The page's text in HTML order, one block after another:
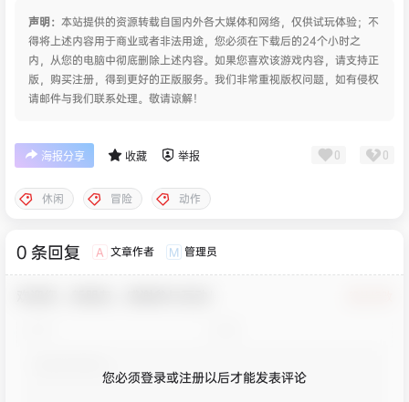
声明： 本站提供的资源转载自国内外各大媒体和网络，仅供试玩体验；不
得将上述内容用于商业或者非法用途，您必须在下载后的24个小时之
内，从您的电脑中彻底删除上述内容。如果您喜欢该游戏内容，请支持正
版，购买注册，得到更好的正版服务。我们非常重视版权问题，如有侵权
请邮件与我们联系处理。敬请谅解！
海报分享 收藏 举报 0 0
休闲 冒险 动作
0 条回复 A 文章作者 M 管理员
您必须登录或注册以后才能发表评论